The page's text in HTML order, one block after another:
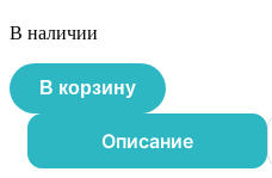
В наличии
Количество
товара
Дорожный
Ordo
В корзину
Описание